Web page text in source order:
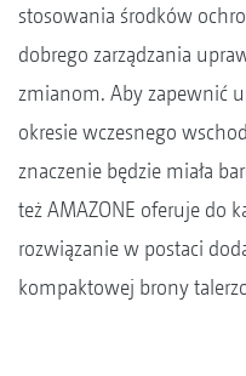
stosowania środków
dobrego zarządzania
zmianom. Aby zapewnić
okresie wczesnego
znaczenie będzie miała
też AMAZONE oferuje do
rozwiązanie w postaci
kompaktowej brony